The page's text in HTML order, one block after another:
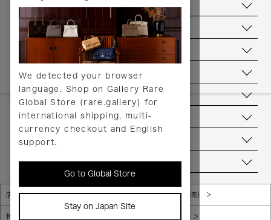
We detected your browser
language. Shop on Gallery Rare
Global Store (rare.gallery) for
international shipping, multi-
currency checkout and English
support.
Go to Global Store
Stay on Japan Site
お支払いについて
配送について
送料について
返品について
ヘルプ
お問い合わせ
当店について
店舗一覧 販売規約（店頭販売）
特定商取引法に基づく表示 個人情報保護方針